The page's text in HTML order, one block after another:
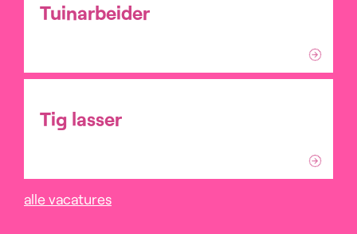
alle vacatures
Tuinarbeider
Tig lasser